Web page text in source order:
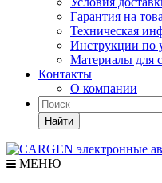
Гарантия на
Техническая
Инструкции по
Материалы для
Контакты
О компании
Найти
МЕНЮ